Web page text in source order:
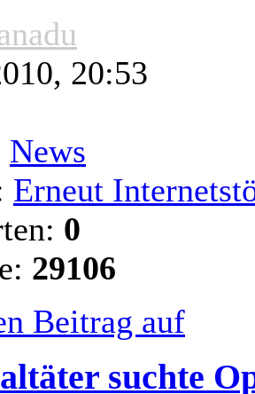
20:53
News
Erneut
0
29106
Beitrag auf
suchte